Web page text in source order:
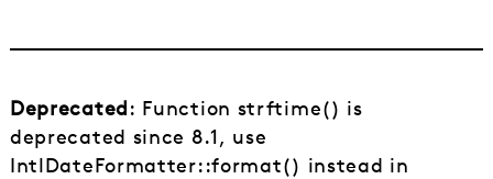
Deprecated: Function strftime() is
deprecated since 8.1, use
IntlDateFormatter::format() instead in